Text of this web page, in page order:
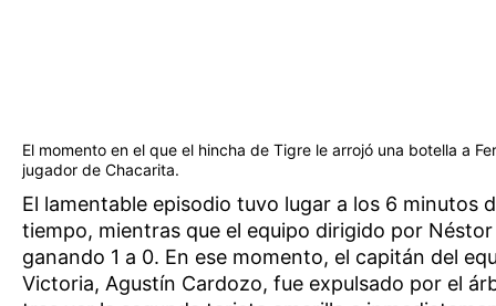
El momento en el que el hincha de Tigre le arrojó una botella a
jugador de Chacarita.
El lamentable episodio tuvo lugar a los 6 minutos
tiempo, mientras que el equipo dirigido por
ganando 1 a 0. En ese momento, el capitán del
Victoria, Agustín Cardozo, fue expulsado por el